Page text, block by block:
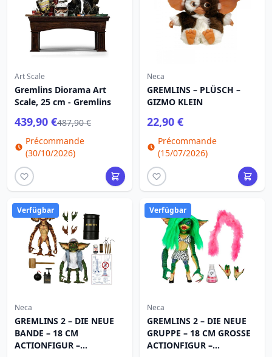
Art Scale
Gremlins Diorama Art
Scale, 25 cm - Gremlins
439,90 €487,90 €
Précommande
(30/10/2026)
Neca
GREMLINS – PLÜSCH –
GIZMO KLEIN
22,90 €
Précommande
(15/07/2026)
Verfügbar
Neca
GREMLINS 2 – DIE NEUE
BANDE – 18 CM
ACTIONFIGUR –
Verfügbar
Neca
GREMLINS 2 – DIE NEUE
GRUPPE – 18 CM GROSSE
ACTIONFIGUR –